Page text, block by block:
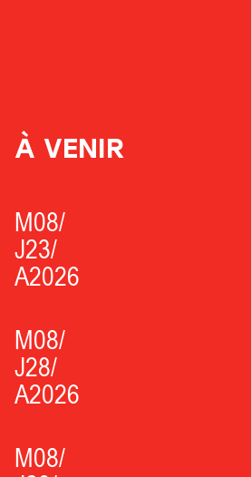
À VENIR
M08/
J23/
A2026
M08/
J28/
A2026
M08/